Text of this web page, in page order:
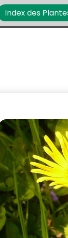
Index des